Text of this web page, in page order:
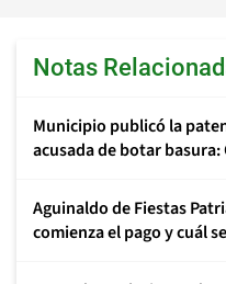
Notas
Municipio publicó la
acusada de botar
Aguinaldo de Fiestas
comienza el pago y cuál